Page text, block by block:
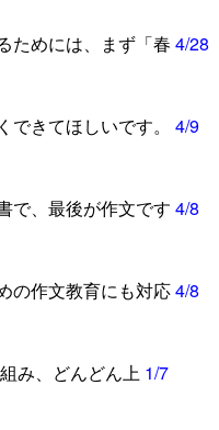
ためには、まず「春 4/28
きてほしいです。
4/9
で、最後が作文です 4/8
の作文教育にも対応4/8
み、どんどん上 1/7